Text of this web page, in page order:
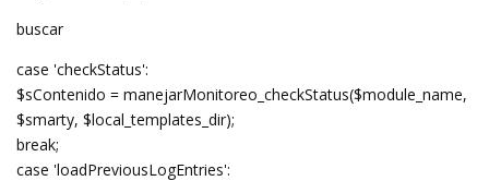
buscar
case 'checkStatus':
$sContenido = manejarMonitoreo_checkStatus($module_name,
$smarty, $local_templates_dir);
break;
case 'loadPreviousLogEntries':